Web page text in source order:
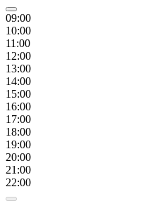
09:00
10:00
11:00
12:00
13:00
14:00
15:00
16:00
17:00
18:00
19:00
20:00
21:00
22:00